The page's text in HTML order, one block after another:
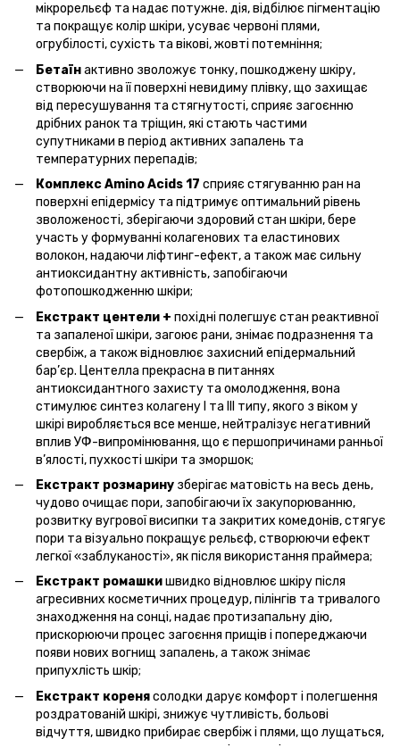
мікрорельєф та надає потужне. дія, відбілює пігментацію
та покращує колір шкіри, усуває червоні плями,
огрубілості, сухість та вікові, жовті потемніння;
Бетаїнактивно зволожує тонку, пошкоджену шкіру,
створюючи на її поверхні невидиму плівку, що захищає
від пересушування та стягнутості, сприяє загоєнню
дрібних ранок та тріщин, які стають частими
супутниками в період активних запалень та
температурних перепадів;
Комплекс Amino Acids 17 сприяє стягуванню ран на
поверхні епідермісу та підтримує оптимальний рівень
зволоженості, зберігаючи здоровий стан шкіри, бере
участь у формуванні колагенових та еластинових
волокон, надаючи ліфтинг-ефект, а також має сильну
антиоксидантну активність, запобігаючи
фотопошкодженню шкіри;
Екстракт центели + похідні полегшує стан реактивної
та запаленої шкіри, загоює рани, знімає подразнення та
свербіж, а також відновлює захисний епідермальний
бар’єр. Центелла прекрасна в питаннях
антиоксидантного захисту та омолодження, вона
стимулює синтез колагену I та III типу, якого з віком у
шкірі виробляється все менше, нейтралізує негативний
вплив УФ-випромінювання, що є першопричинами ранньої
в’ялості, пухкості шкіри та зморшок;
Екстракт розмарину зберігає матовість на весь день,
чудово очищає пори, запобігаючи їх закупорюванню,
розвитку вугрової висипки та закритих комедонів, стягує
пори та візуально покращує рельєф, створюючи ефект
легкої «заблуканості», як після використання праймера;
Екстракт ромашкишвидко відновлює шкіру після
агресивних косметичних процедур, пілінгів та тривалого
знаходження на сонці, надає протизапальну дію,
прискорюючи процес загоєння прищів і попереджаючи
появи нових вогнищ запалень, а також знімає
припухлість шкір;
Екстракт коренясолодки дарує комфорт і полегшення
роздратованій шкірі, знижує чутливість, больові
відчуття, швидко прибирає свербіж і плями, що лущаться,